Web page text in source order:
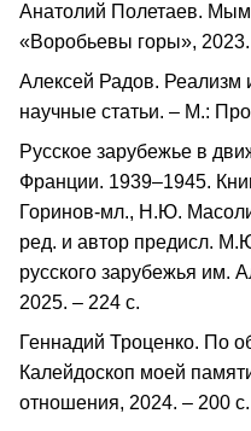
Анатолий Полетаев.
«Воробьевы горы», 2023.
Алексей Радов. Реализм
научные статьи. – М.:
Русское зарубежье в
Франции. 1939–1945.
Горинов-мл., Н.Ю.
ред. и автор предисл.
русского зарубежья им.
2025. – 224 с.
Геннадий Троценко. По
Калейдоскоп моей
отношения, 2024. – 200 с.